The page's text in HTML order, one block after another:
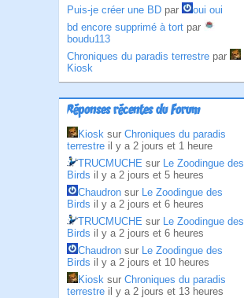
Puis-je créer une BD par
oui oui
bd encore supprimé à tort par
boudu113
Chroniques du paradis terrestre par
Kiosk
Réponses récentes du Forum
Kiosk sur Chroniques du paradis
terrestre il y a 2 jours et 1 heure
TRUCMUCHE sur Le Zoodingue des
Birds il y a 2 jours et 5 heures
Chaudron sur Le Zoodingue des
Birds il y a 2 jours et 6 heures
TRUCMUCHE sur Le Zoodingue des
Birds il y a 2 jours et 6 heures
Chaudron sur Le Zoodingue des
Birds il y a 2 jours et 10 heures
Kiosk sur Chroniques du paradis
terrestre il y a 2 jours et 13 heures